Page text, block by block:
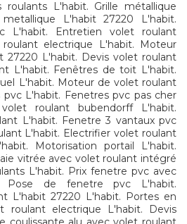
roulants L'habit. Grille métallique
L'habit 27220 L'habit.
L'habit. Entretien volet roulant
electrique L'habit. Moteur
27220 L'habit. Devis volet roulant
L'habit. Fenêtres de toit L'habit.
L'habit. Moteur de volet roulant
L'habit. Fenetres pvc pas cher
roulant bubendorff L'habit.
L'habit. Fenetre 3 vantaux pvc
L'habit. Electrifier volet roulant
Motorisation portail L'habit.
vitrée avec volet roulant intégré
L'habit. Prix fenetre pvc avec
Pose de fenetre pvc L'habit.
L'habit 27220 L'habit. Portes en
roulant electrique L'habit. Devis